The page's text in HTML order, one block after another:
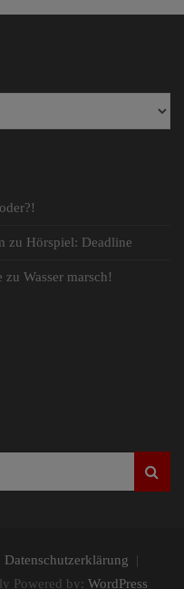
zu Hörspiel: Deadline
zu Wasser marsch!
Datenschutzerklärung
Powered by: WordPress